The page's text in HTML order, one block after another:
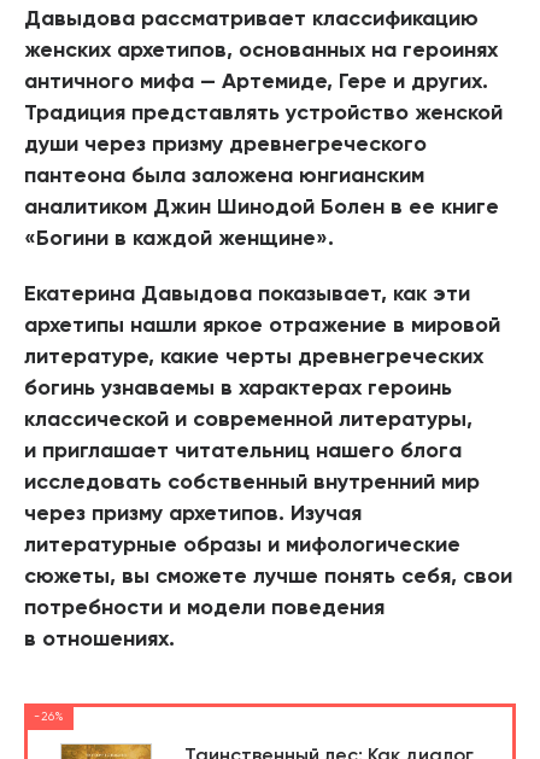
Давыдова рассматривает классификацию
женских архетипов, основанных на героинях
античного мифа — Артемиде, Гере и других.
Традиция представлять устройство женской
души через призму древнегреческого
пантеона была заложена юнгианским
аналитиком Джин Шинодой Болен в ее книге
«Богини в каждой женщине».
Екатерина Давыдова показывает, как эти
архетипы нашли яркое отражение в мировой
литературе, какие черты древнегреческих
богинь узнаваемы в характерах героинь
классической и современной литературы,
и приглашает читательниц нашего блога
исследовать собственный внутренний мир
через призму архетипов. Изучая
литературные образы и мифологические
сюжеты, вы сможете лучше понять себя, свои
потребности и модели поведения
в отношениях.
-26%